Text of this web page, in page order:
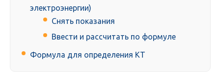
электроэнергии)
Снять показания
Ввести и рассчитать по формуле
Формула для определения КТ